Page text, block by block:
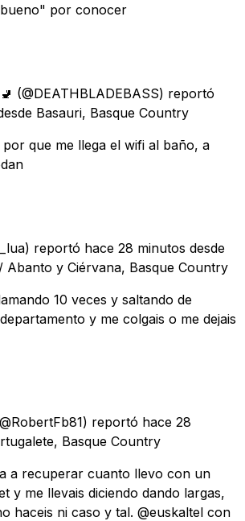
por conocer
(@DEATHBLADEBASS) reportó
Basauri, Basque Country
que me llega el wifi al baño, a
reportó hace 28 minutos desde
Abanto y Ciérvana, Basque Country
10 veces y saltando de
y me colgais o me dejais
reportó hace 28
Basque Country
a recuperar cuanto llevo con un
y me llevais diciendo dando largas,
haceis ni caso y tal. @euskaltel con